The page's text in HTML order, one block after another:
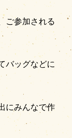
ご参加される
バッグなどに
にみんなで作